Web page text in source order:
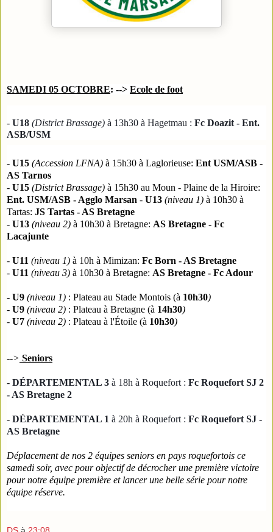
SAMEDI 05 OCTOBRE: --> Ecole de foot
- U18 (District Brassage) à 13h30 à Hagetmau : Fc Doazit - Ent.
ASB/USM
- U15 (Accession LFNA) à 15h30 à Laglorieuse: Ent USM/ASB -
AS Tarnos
- U15 (District Brassage) à 15h30 au Moun - Plaine de la Hiroire:
Ent. USM/ASB - Agglo Marsan - U13 (niveau 1) à 10h30 à
Tartas: JS Tartas - AS Bretagne
- U13 (niveau 2) à 10h30 à Bretagne: AS Bretagne - Fc
Lacajunte
- U11 (niveau 1) à 10h à Mimizan: Fc Born - AS Bretagne
- U11 (niveau 3) à 10h30 à Bretagne: AS Bretagne - Fc Adour
- U9 (niveau 1) : Plateau au Stade Montois (à 10h30)
- U9 (niveau 2) : Plateau à Bretagne (à 14h30)
- U7 (niveau 2) : Plateau à l'Étoile (à 10h30)
--> Seniors
- DÉPARTEMENTAL 3 à 18h à Roquefort : Fc Roquefort SJ 2
- AS Bretagne 2
- DÉPARTEMENTAL 1 à 20h à Roquefort : Fc Roquefort SJ -
AS Bretagne
Déplacement de nos 2 équipes seniors en pays roquefortois ce
samedi soir, avec pour objectif de décrocher une première victoire
pour notre équipe première et lancer une belle série pour notre
équipe réserve.